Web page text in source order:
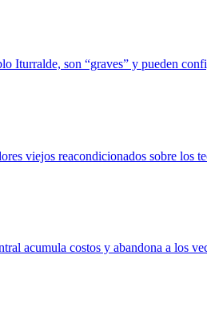
Iturralde, son “graves” y pueden
viejos reacondicionados sobre los
acumula costos y abandona a los